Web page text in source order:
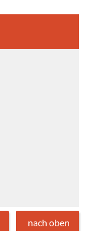
nach oben